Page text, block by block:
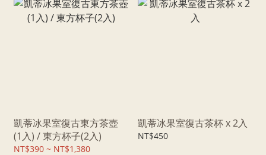
凱蒂冰果室復古東方茶壺
(1入) / 東方杯子(2入)
NT$390 ~ NT$1,380
凱蒂冰果室復古茶杯 x 2入
NT$450